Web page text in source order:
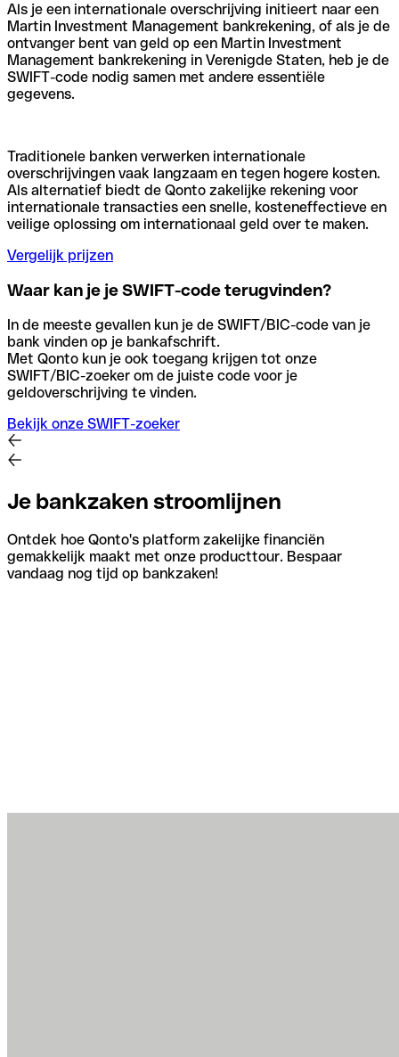
Als je een internationale overschrijving initieert naar een
Martin Investment Management bankrekening, of als je de
ontvanger bent van geld op een Martin Investment
Management bankrekening in Verenigde Staten, heb je de
SWIFT-code nodig samen met andere essentiële
gegevens.
Traditionele banken verwerken internationale
overschrijvingen vaak langzaam en tegen hogere kosten.
Als alternatief biedt de Qonto zakelijke rekening voor
internationale transacties een snelle, kosteneffectieve en
veilige oplossing om internationaal geld over te maken.
Vergelijk prijzen
Waar kan je je SWIFT-code terugvinden?
In de meeste gevallen kun je de SWIFT/BIC-code van je
bank vinden op je bankafschrift.
Met Qonto kun je ook toegang krijgen tot onze
SWIFT/BIC-zoeker om de juiste code voor je
geldoverschrijving te vinden.
Bekijk onze SWIFT-zoeker
Je bankzaken stroomlijnen
Ontdek hoe Qonto's platform zakelijke financiën
gemakkelijk maakt met onze producttour. Bespaar
vandaag nog tijd op bankzaken!